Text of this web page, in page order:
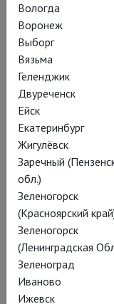
где
вся
Кота
как
Вологда
Воронеж
Выборг
Вязьма
Геленджик
Двуреченск
Ейск
Екатеринбург
Жигулёвск
Заречный
обл.)
Зеленогорск
(Красноярский
Зеленогорск
(Ленинградская
Зеленоград
Иваново
Ижевск